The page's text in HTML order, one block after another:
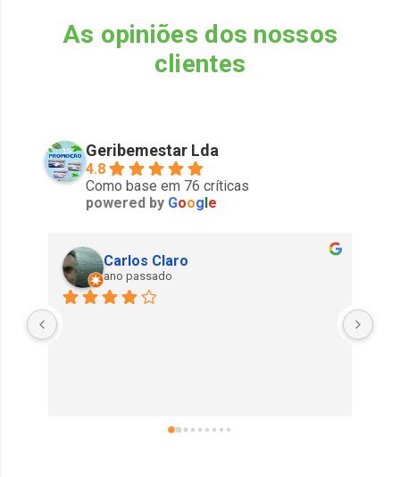
As opiniões dos nossos
clientes
Geribemestar Lda
4.8
Como base em 76 críticas
powered by Google
Carlos Claro
ano passado